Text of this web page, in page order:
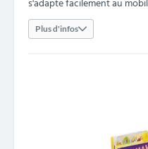
s'adapte facilement au
Plus d'infos